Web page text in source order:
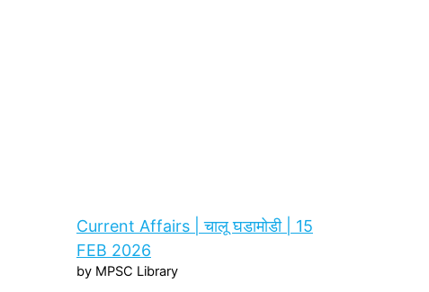
Current Affairs | चालू घडामोडी | 15
FEB 2026
by MPSC Library